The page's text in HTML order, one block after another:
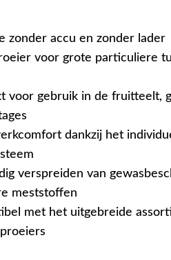
zonder accu en zonder lader
voor grote particuliere
voor gebruik in de fruitteelt,
dankzij het
verspreiden van
meststoffen
met het uitgebreide